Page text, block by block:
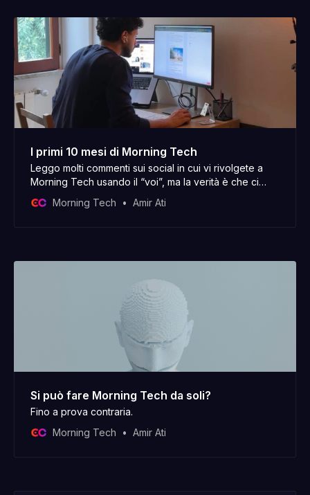
I primi 10 mesi di Morning Tech
Leggo molti commenti sui social in cui vi rivolgete a
Morning Tech usando il “voi”, ma la verità è che ci
iniziato a scrivere questo post il 30 dicembre e oggi, il
Morning Tech Amir Ati
Si può fare Morning Tech da soli?
Fino a prova contraria.
Morning Tech
Amir Ati